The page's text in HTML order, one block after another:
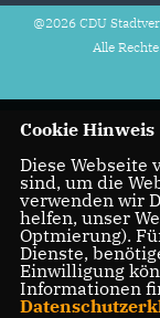
@2026 CDU
Alle
Cookie Hinweis
Diese Webseite
sind, um die
verwenden wir
helfen, unser
Optmierung).
Dienste,
Einwilligung
Informationen